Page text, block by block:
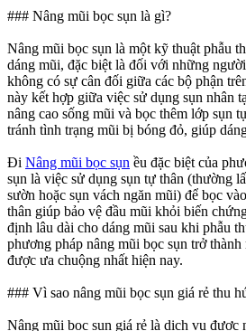
### Nâng mũi bọc sụn là gì?
Nâng mũi bọc sụn là một kỹ thuật phẫu
dáng mũi, đặc biệt là đối với những
không có sự cân đối giữa các bộ phận
này kết hợp giữa việc sử dụng sụn nhân
nâng cao sống mũi và bọc thêm lớp sụn
tránh tình trạng mũi bị bóng đỏ, giúp
Đi Nâng mũi bọc sụn ều đặc biệt của
sụn là việc sử dụng sụn tự thân (thường
sườn hoặc sụn vách ngăn mũi) để bọc
thân giúp bảo vệ đầu mũi khỏi biến
định lâu dài cho dáng mũi sau khi phẫu
phương pháp nâng mũi bọc sụn trở
được ưa chuộng nhất hiện nay.
### Vì sao nâng mũi bọc sụn giá rẻ thu
Nâng mũi bọc sụn giá rẻ là dịch vụ được